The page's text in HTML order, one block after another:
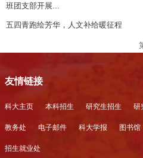
班团支部开展...
五四青跑绘芳华，人文补给暖征程
友情链接
科大主页 本科招生 研究生招生 研
教务处 电子邮件 科大学报 图书馆
招生就业处